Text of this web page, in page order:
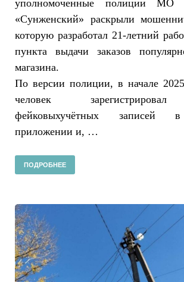
уполномоченные полиции
«Сунженский» раскрыли
которую разработал 21-летний
пункта выдачи заказов
магазина.
По версии полиции, в начале
человек
фейковыхучётных записей
приложении и, …
ПОДРОБНЕЕ